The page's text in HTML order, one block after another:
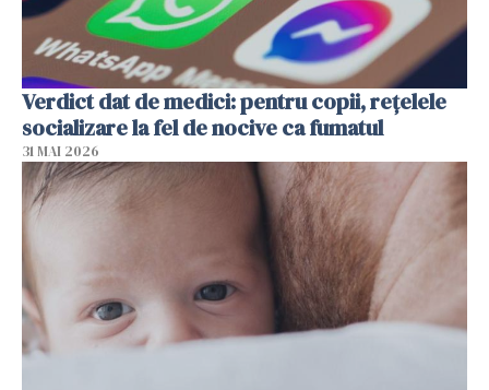
Verdict dat de medici: pentru copii, rețelele
socializare la fel de nocive ca fumatul
31 MAI 2026